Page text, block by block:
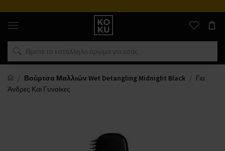
Αυθεντικά
αρώματα
και
ρολόγια
σε
μέρος
Βούρτσα Μαλλιών Wet Detangling Midnight Black
Για
Άνδρες Και Γυναίκες